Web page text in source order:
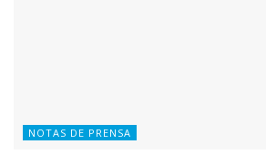
NOTAS DE PRENSA